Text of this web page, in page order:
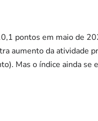
pontos em maio de
aumento da atividade
Mas o índice ainda